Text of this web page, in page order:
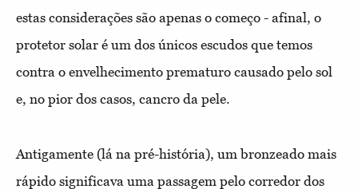
estas considerações são apenas o começo - afinal, o
protetor solar é um dos únicos escudos que temos
contra o envelhecimento prematuro causado pelo sol
e, no pior dos casos, cancro da pele.
Antigamente (lá na pré-história), um bronzeado mais
rápido significava uma passagem pelo corredor dos